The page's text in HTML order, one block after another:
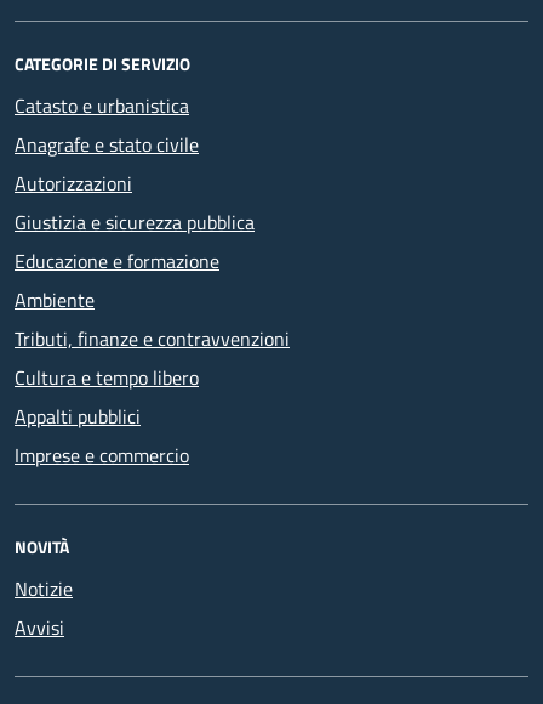
CATEGORIE DI SERVIZIO
Catasto e urbanistica
Anagrafe e stato civile
Autorizzazioni
Giustizia e sicurezza pubblica
Educazione e formazione
Ambiente
Tributi, finanze e contravvenzioni
Cultura e tempo libero
Appalti pubblici
Imprese e commercio
NOVITÀ
Notizie
Avvisi